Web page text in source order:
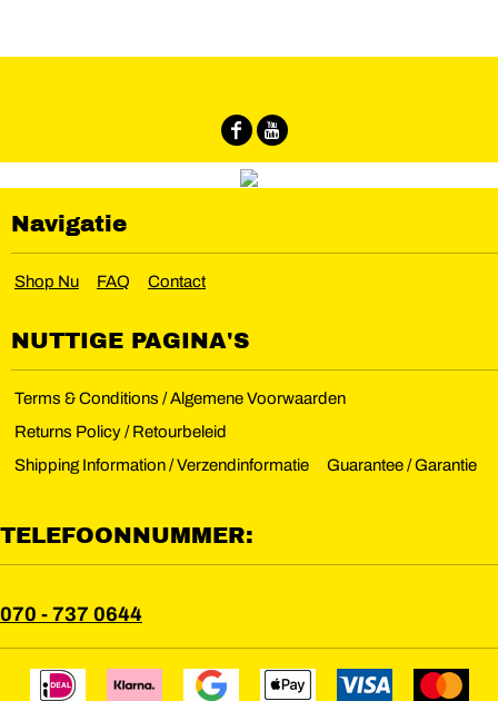
Navigatie
Shop Nu FAQ Contact
NUTTIGE PAGINA'S
Terms & Conditions / Algemene Voorwaarden
Returns Policy / Retourbeleid
Shipping Information / Verzendinformatie
Guarantee / Garantie
TELEFOONNUMMER:
070 - 737 0644